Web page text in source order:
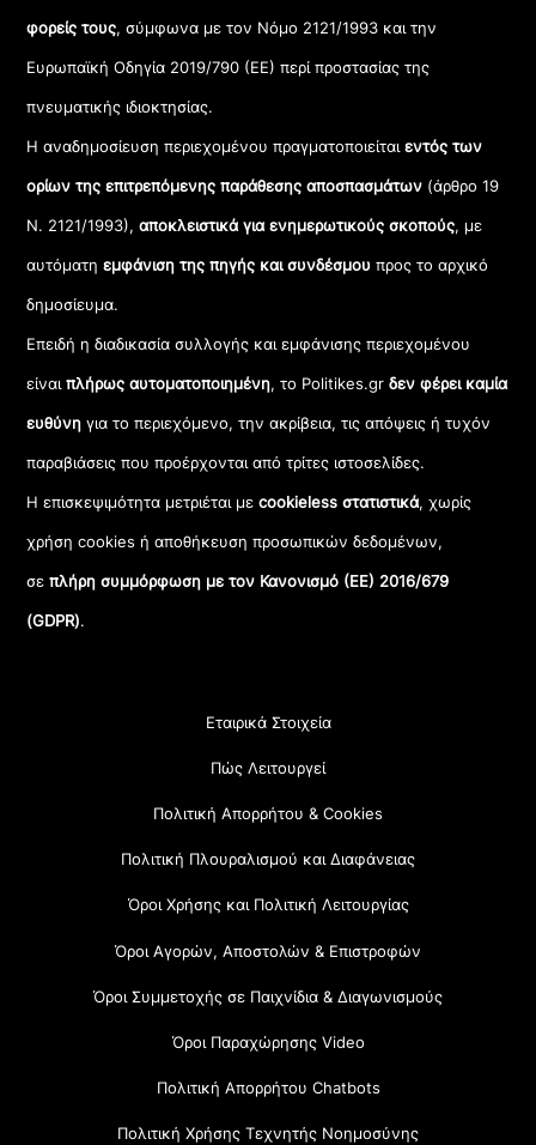
φορείς τους, σύμφωνα με τον Νόμο 2121/1993 και την
Ευρωπαϊκή Οδηγία 2019/790 (ΕΕ) περί προστασίας της
πνευματικής ιδιοκτησίας.
Η αναδημοσίευση περιεχομένου πραγματοποιείταιεντός των
ορίων της επιτρεπόμενης παράθεσης αποσπασμάτων (άρθρο 19
Ν. 2121/1993), αποκλειστικά για ενημερωτικούς σκοπούς, με
αυτόματηεμφάνιση της πηγής και συνδέσμου προς το αρχικό
δημοσίευμα.
Επειδή η διαδικασία συλλογής και εμφάνισης περιεχομένου
είναιπλήρως αυτοματοποιημένη, το Politikes.grδεν φέρει καμία
ευθύνη για το περιεχόμενο, την ακρίβεια, τις απόψεις ή τυχόν
παραβιάσεις που προέρχονται από τρίτες ιστοσελίδες.
Η επισκεψιμότητα μετριέται μεcookieless στατιστικά, χωρίς
χρήση cookies ή αποθήκευση προσωπικών δεδομένων,
σεπλήρη συμμόρφωση με τον Κανονισμό (ΕΕ) 2016/679
(GDPR).
Εταιρικά Στοιχεία
Πώς Λειτουργεί
Πολιτική Απορρήτου & Cookies
Πολιτική Πλουραλισμού και Διαφάνειας
Όροι Χρήσης και Πολιτική Λειτουργίας
Όροι Αγορών, Αποστολών & Επιστροφών
Όροι Συμμετοχής σε Παιχνίδια & Διαγωνισμούς
Όροι Παραχώρησης Video
Πολιτική Απορρήτου Chatbots
Πολιτική Χρήσης Τεχνητής Νοημοσύνης